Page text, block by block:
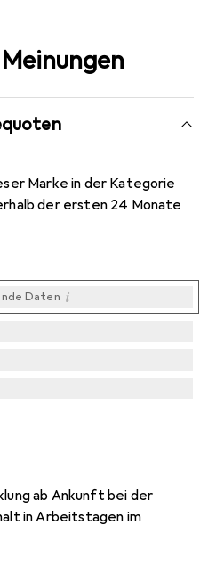
Marke in der Kategorie
der ersten 24 Monate
Daten i
ab Ankunft bei der
in Arbeitstagen im